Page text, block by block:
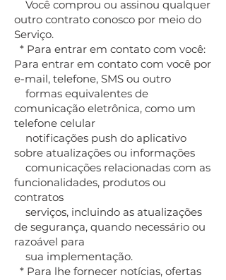
Você comprou ou assinou qualquer
outro contrato conosco por meio do
Serviço.
* Para entrar em contato com você:
Para entrar em contato com você por
e-mail, telefone, SMS ou outro
formas equivalentes de
comunicação eletrônica, como um
telefone celular
notificações push do aplicativo
sobre atualizações ou informações
comunicações relacionadas com as
funcionalidades, produtos ou
contratos
serviços, incluindo as atualizações
de segurança, quando necessário ou
razoável para
sua implementação.
* Para lhe fornecer notícias, ofertas